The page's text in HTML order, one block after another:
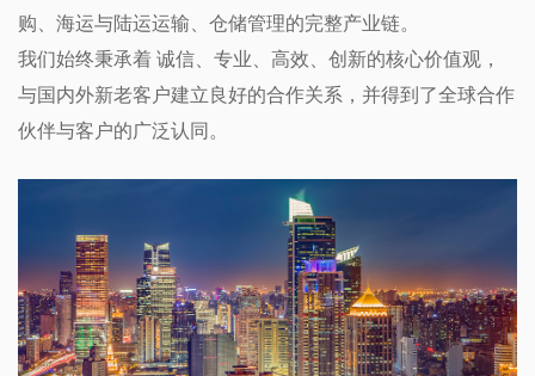
购、海运与陆运运输、仓储管理的完整产业链。
我们始终秉承着 诚信、专业、高效、创新的核心价值观，
与国内外新老客户建立良好的合作关系，并得到了全球合作
伙伴与客户的广泛认同。